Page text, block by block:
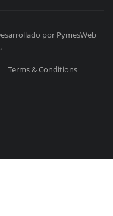
por PymesWeb
Terms & Conditions